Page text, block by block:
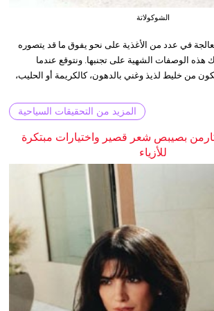
الشوكولاتة
في عدد من الأغذية على نحو يفوق ما قد يتصوره
الوصفات الشهية على تجنبها. ونتوقع عندما
من خليط لذيذ وغني بالدهون، كالكريمة أو الحليب،
المزيد من التحقيقات السياحية
بصيبص شعر قصير واختيارات مبتكرة
للأزياء